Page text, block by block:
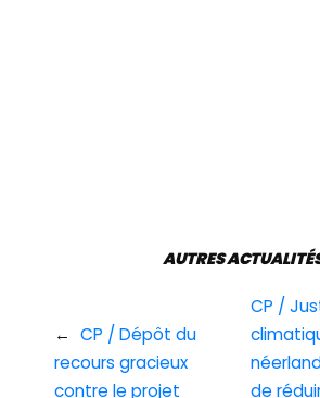
← CP / Dépôt du
recours gracieux
contre le projet
AUTRES
CP /
de